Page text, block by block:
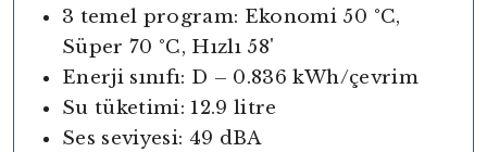
3 temel program: Ekonomi 50 °C,
Süper 70 °C, Hızlı 58'
Enerji sınıfı: D – 0.836 kWh/çevrim
Su tüketimi: 12.9 litre
Ses seviyesi: 49 dBA